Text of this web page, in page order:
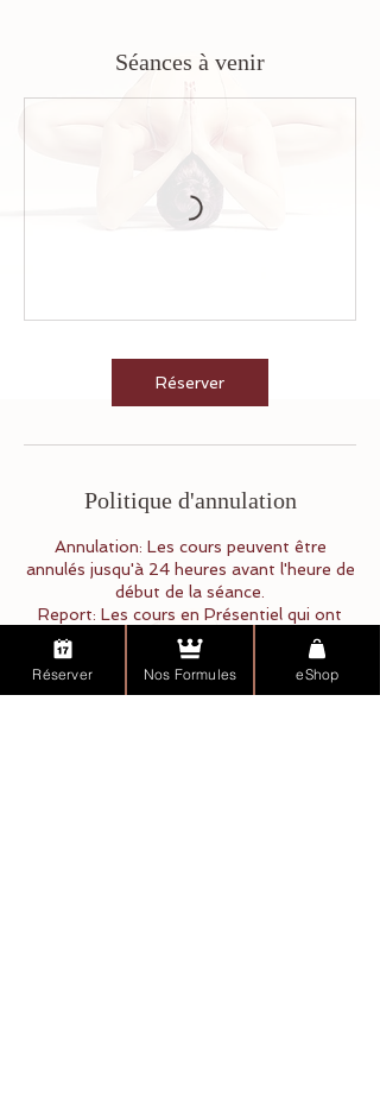
Séances à venir
Réserver
Politique d'annulation
Annulation: Les cours peuvent être
annulés jusqu'à 24 heures avant l'heure de
début de la séance.
Report: Les cours en Présentiel qui ont
lieu dans "Mon Espace" à Saint Louis
peuvent être reportés jusqu'à 2 heures
avant le début du cours. Pour tous les
Réserver Nos Formules eShop